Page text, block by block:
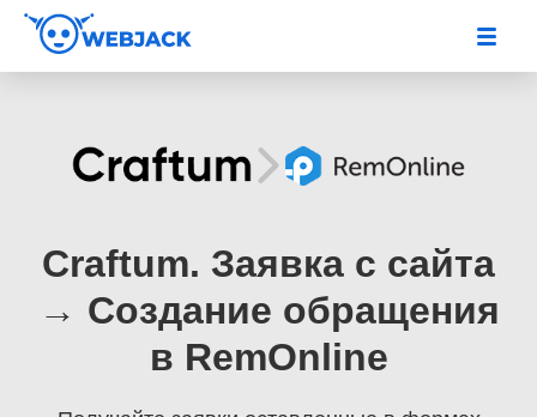
Craftum. Заявка с сайта
→ Создание обращения
в RemOnline